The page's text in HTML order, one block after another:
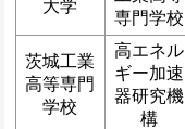
大学
専門学校
茨城工業
高等専門
学校
高エネル
ギー加速
器研究機
構